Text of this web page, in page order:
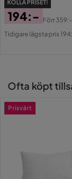
KOLLA PRISET!
Pris
194:-
Original
Förr359:-
Tidigare lägsta pris
Ofta köpt
Prisvärt